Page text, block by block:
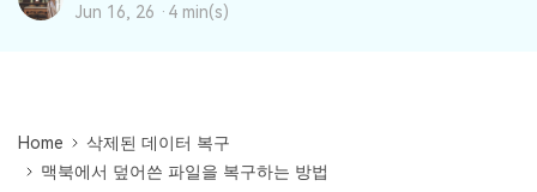
Recoverit - Mac 버전
Mac 시스템에서 무제한 데이터 복구
리커버릿 모든 기능 확인하기
손상된 파일 복구
삭제된 미디어 복구
다운로드
Jun 16, 26 · 4 min(s)
Home
삭제된 데이터 복구
맥북에서 덮어쓴 파일을 복구하는 방법